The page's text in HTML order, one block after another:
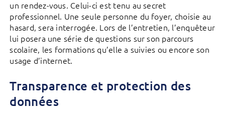
un rendez-vous. Celui-ci est tenu au secret
professionnel. Une seule personne du foyer, choisie au
hasard, sera interrogée. Lors de l’entretien, l’enquêteur
lui posera une série de questions sur son parcours
scolaire, les formations qu’elle a suivies ou encore son
usage d’internet.
Transparence et protection des
données